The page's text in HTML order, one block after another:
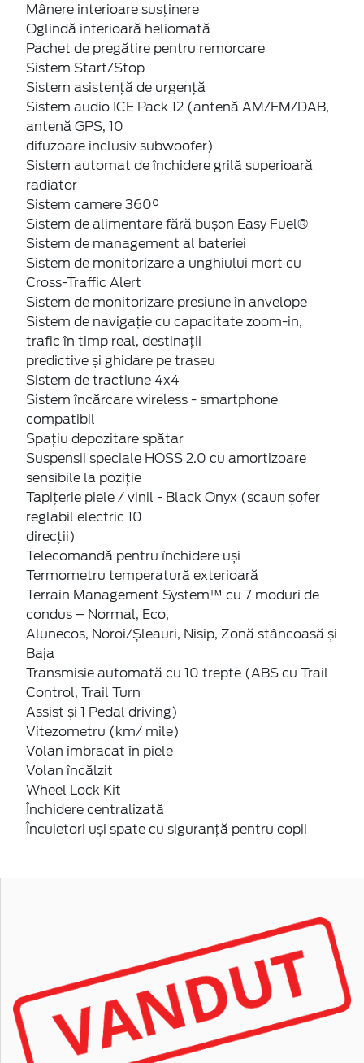
Mânere interioare susținere
Oglindă interioară heliomată
Pachet de pregătire pentru remorcare
Sistem Start/Stop
Sistem asistență de urgență
Sistem audio ICE Pack 12 (antenă AM/FM/DAB,
antenă GPS, 10
difuzoare inclusiv subwoofer)
Sistem automat de închidere grilă superioară
radiator
Sistem camere 360°
Sistem de alimentare fără bușon Easy Fuel®
Sistem de management al bateriei
Sistem de monitorizare a unghiului mort cu
Cross-Traffic Alert
Sistem de monitorizare presiune în anvelope
Sistem de navigație cu capacitate zoom-in,
trafic în timp real, destinații
predictive și ghidare pe traseu
Sistem de tractiune 4x4
Sistem încărcare wireless - smartphone
compatibil
Spațiu depozitare spătar
Suspensii speciale HOSS 2.0 cu amortizoare
sensibile la poziție
Tapițerie piele / vinil - Black Onyx (scaun șofer
reglabil electric 10
direcții)
Telecomandă pentru închidere uși
Termometru temperatură exterioară
Terrain Management System™ cu 7 moduri de
condus – Normal, Eco,
Alunecos, Noroi/Șleauri, Nisip, Zonă stâncoasă și
Baja
Transmisie automată cu 10 trepte (ABS cu Trail
Control, Trail Turn
Assist și 1 Pedal driving)
Vitezometru (km/ mile)
Volan îmbracat în piele
Volan încălzit
Wheel Lock Kit
Închidere centralizată
Încuietori uși spate cu siguranță pentru copii